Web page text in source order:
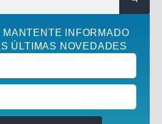
INFORMADO
ÚLTIMAS NOVEDADES